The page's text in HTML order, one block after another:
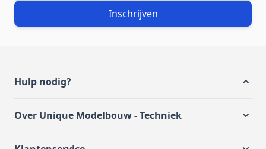
Inschrijven
Hulp nodig?
Over Unique Modelbouw - Techniek